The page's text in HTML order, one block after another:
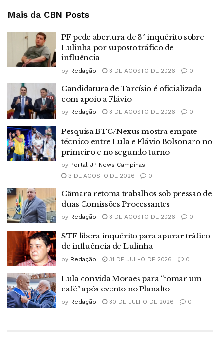
Mais da CBN Posts
PF pede abertura de 3º inquérito sobre
Lulinha por suposto tráfico de
influência
by Redação 3 DE AGOSTO DE 2026 0
Candidatura de Tarcísio é oficializada
com apoio a Flávio
by Redação 3 DE AGOSTO DE 2026 0
Pesquisa BTG/Nexus mostra empate
técnico entre Lula e Flávio Bolsonaro no
primeiro e no segundo turno
by Portal JP News Campinas
3 DE AGOSTO DE 2026
0
Câmara retoma trabalhos sob pressão de
duas Comissões Processantes
by Redação 3 DE AGOSTO DE 2026 0
STF libera inquérito para apurar tráfico
de influência de Lulinha
by Redação 31 DE JULHO DE 2026 0
Lula convida Moraes para “tomar um
café” após evento no Planalto
by Redação 30 DE JULHO DE 2026 0